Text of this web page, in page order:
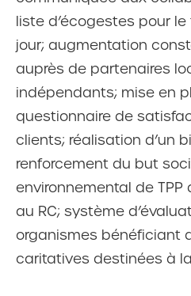
liste d’écogestes pour
jour; augmentation
auprès de partenaires
indépendants; mise en
questionnaire de
clients; réalisation d’un
renforcement du but
environnemental de
au RC; système
organismes bénéficiant
caritatives destinées à